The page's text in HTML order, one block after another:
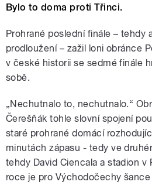
Bylo to doma proti Třinci.
Prohrané poslední finále – tehdy
prodloužení – zažil loni obránce
v české historii se sedmé finále
sobě.
„Nechutnalo to, nechutnalo.“
Čerešňák tohle slovní spojení
staré prohrané domácí
minutách zápasu - tedy ve
tehdy David Ciencala a stadion v
roce je pro Východočechy šance